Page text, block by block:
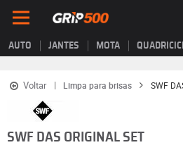
AUTO JANTES MOTA
Voltar Limpa para brisas SWF
SWF DAS ORIGINAL SET